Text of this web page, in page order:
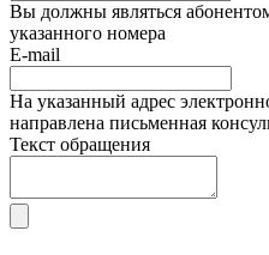
Вы должны являться
указанного номера
E-mail
На указанный адрес
направлена письменная
Текст обращения